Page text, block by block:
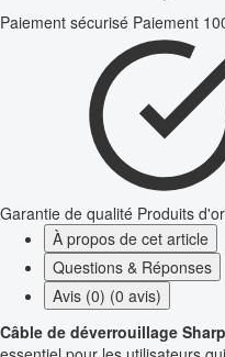
Paiement sécurisé Paiement
Garantie de qualité Produits
À propos de cet article
Questions & Réponses
Avis (0) (0 avis)
Câble de déverrouillage